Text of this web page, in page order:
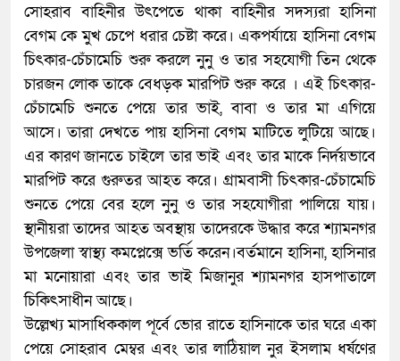
সোহরাব বাহিনীর উৎপেতে থাকা বাহিনীর সদস্যরা হাসিনা
বেগম কে মুখ চেপে ধরার চেষ্টা করে। একপর্যায়ে হাসিনা বেগম
চিৎকার-চেঁচামেচি শুরু করলে নুনু ও তার সহযোগী তিন থেকে
চারজন লোক তাকে বেধড়ক মারপিট শুরু করে । এই চিৎকার-
চেঁচামেচি শুনতে পেয়ে তার ভাই, বাবা ও তার মা এগিয়ে
আসে। তারা দেখতে পায় হাসিনা বেগম মাটিতে লুটিয়ে আছে।
এর কারণ জানতে চাইলে তার ভাই এবং তার মাকে নির্দয়ভাবে
মারপিট করে গুরুতর আহত করে। গ্রামবাসী চিৎকার-চেঁচামেচি
শুনতে পেয়ে বের হলে নুনু ও তার সহযোগীরা পালিয়ে যায়।
স্থানীয়রা তাদের আহত অবস্থায় তাদেরকে উদ্ধার করে শ্যামনগর
উপজেলা স্বাস্থ্য কমপ্লেক্সে ভর্তি করেন।বর্তমানে হাসিনা, হাসিনার
মা মনোয়ারা এবং তার ভাই মিজানুর শ্যামনগর হাসপাতালে
চিকিৎসাধীন আছে।
উল্লেখ্য মাসাধিককাল পূর্বে ভোর রাতে হাসিনাকে তার ঘরে একা
পেয়ে সোহরাব মেম্বর এবং তার লাঠিয়াল নুর ইসলাম ধর্ষণের